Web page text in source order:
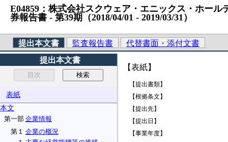
E04859：株式会社スクウェア・エニックス・ホー
券報告書 ‐ 第39期（2018/04/01 ‐ 2019/03/31）
提出本文書 監査報告書
代替書面・添付文書
提出本文書